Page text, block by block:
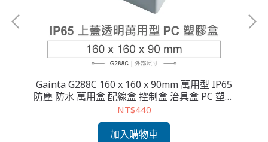
Gainta G288C 160 x 160 x 90mm 萬用型 IP65
防塵 防水 萬用盒 配線盒 控制盒 治具盒 PC 塑膠
盒 透明上蓋 操作溫度 - 40℃ 至 120℃
NT$440
加入購物車